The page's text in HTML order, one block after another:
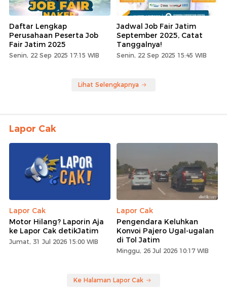
Daftar Lengkap
Perusahaan Peserta Job
Fair Jatim 2025
Senin, 22 Sep 2025 17:15 WIB
Jadwal Job Fair Jatim
September 2025, Catat
Tanggalnya!
Senin, 22 Sep 2025 15:45 WIB
Lihat Selengkapnya
Lapor Cak
Lapor Cak
Motor Hilang? Laporin Aja
ke Lapor Cak detikJatim
Jumat, 31 Jul 2026 15:00 WIB
Lapor Cak
Pengendara Keluhkan
Konvoi Pajero Ugal-ugalan
di Tol Jatim
Minggu, 26 Jul 2026 10:17 WIB
Ke Halaman Lapor Cak